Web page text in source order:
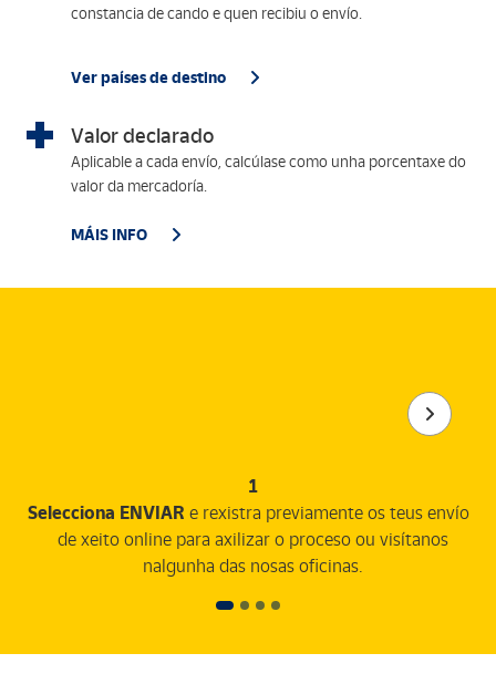
constancia de cando e quen recibiu o envío.
Ver países de destino
Valor declarado
Aplicable a cada envío, calcúlase como unha porcentaxe do
valor da mercadoría.
MÁIS INFO
1
Selecciona ENVIAR e rexistra previamente os teus envíos
de xeito online para axilizar o proceso ou visítanos
nalgunha das nosas oficinas.